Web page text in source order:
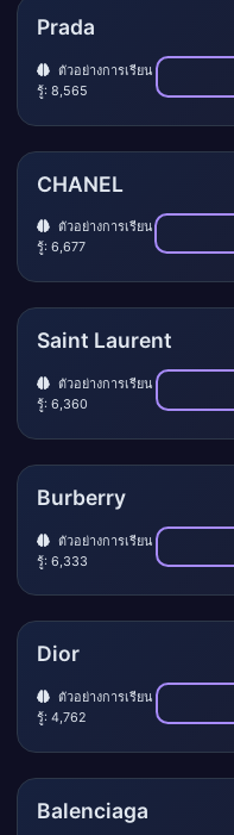
Prada
ตัวอย่างการเรียน
รู้: 8,565
CHANEL
ตัวอย่างการเรียน
รู้: 6,677
Saint Laurent
ตัวอย่างการเรียน
รู้: 6,360
Burberry
ตัวอย่างการเรียน
รู้: 6,333
Dior
ตัวอย่างการเรียน
รู้: 4,762
Balenciaga